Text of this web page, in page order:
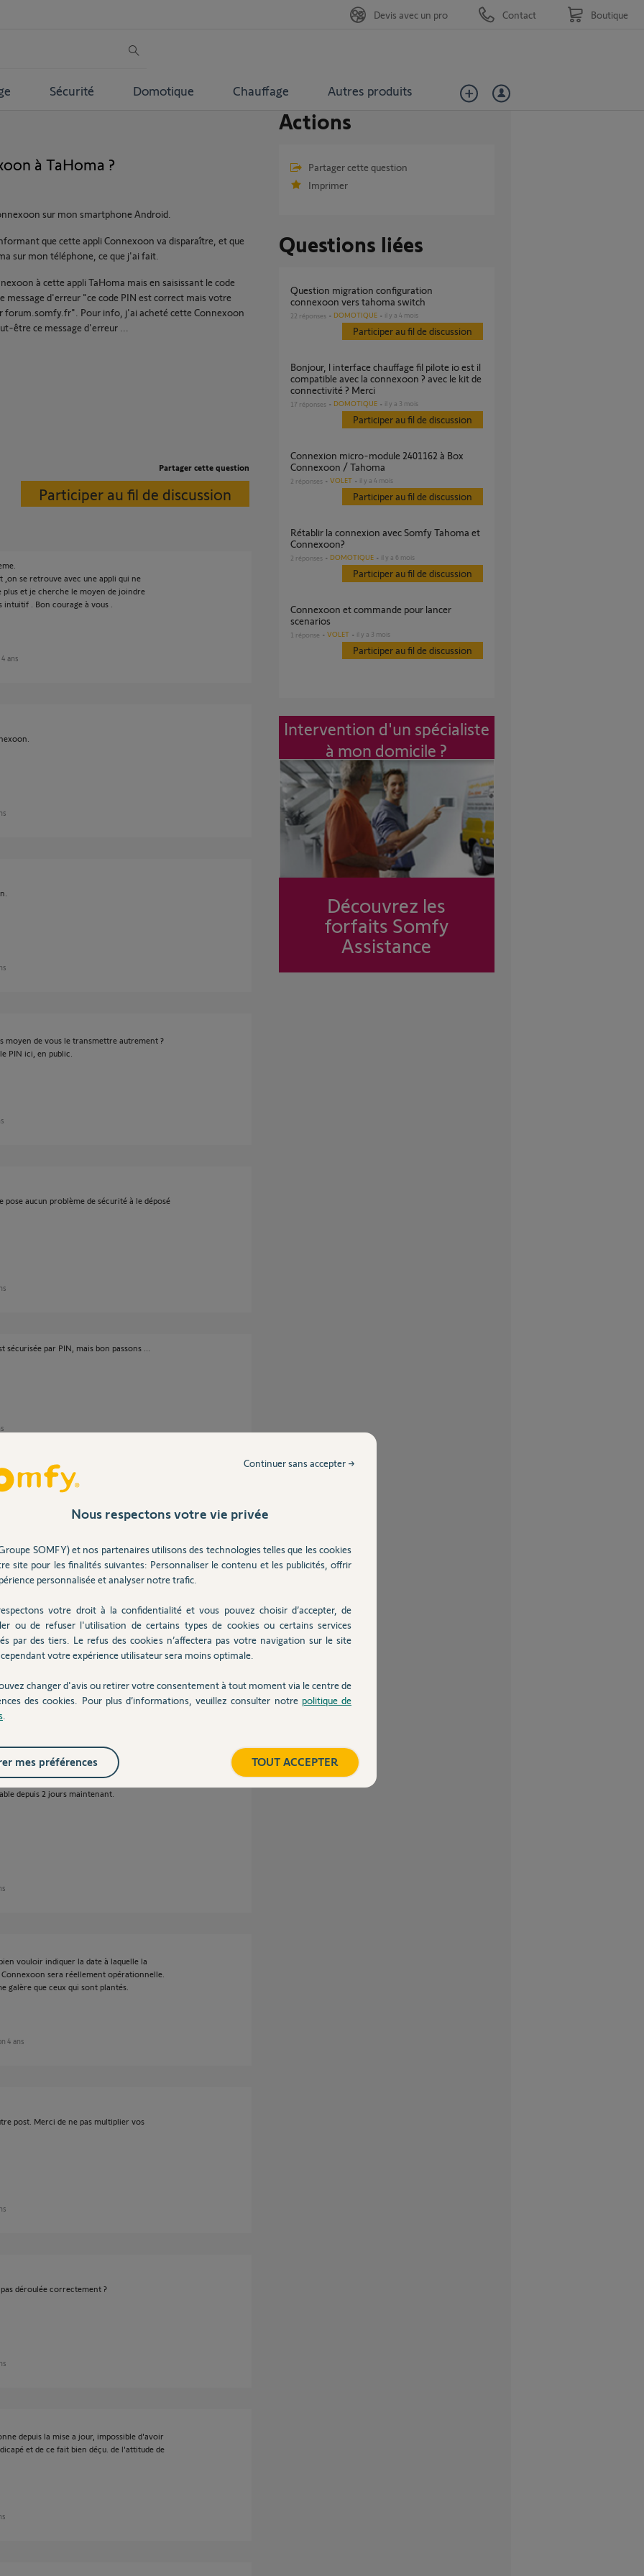
Sécurité Domotique Chauffage Autres produits
Devis avec un pro Contact Boutique
à TaHoma ?
sur mon smartphone Android.
que cette appli Connexoon va disparaître, et que
sur mon téléphone, ce que j'ai fait.
à cette appli TaHoma mais en saisissant le code
message d'erreur "ce code PIN est correct mais votre
forum.somfy.fr". Pour info, j'ai acheté cette Connexoon
être ce message d'erreur ...
Partager cette question
Participer au fil de discussion
se retrouve avec une appli qui ne
et je cherche le moyen de joindre
. Bon courage à vous .
ans
moyen de vous le transmettre autrement ?
PIN ici, en public.
pose aucun problème de sécurité à le déposé
par PIN, mais bon passons ...
avec le PIN (Product Identification
Yellow et Pro installateur :-)
mais la procédure sur l'application
cours".
car elle me dit que le matériel est
web, j'ai une belle page d'erreur de
depuis 2 jours maintenant.
vouloir indiquer la date à laquelle la
sera réellement opérationnelle.
galère que ceux qui sont plantés.
4 ans
post. Merci de ne pas multiplier vos
déroulée correctement ?
depuis la mise a jour, impossible d'avoir
et de ce fait bien déçu. de l'attitude de
Actions
Partager cette question
Imprimer
Questions liées
Question migration configuration
connexoon vers tahoma switch
22 réponses DOMOTIQUE il y a 4 mois
Participer au fil de discussion
bonjour, l interface chauffage fil pilote io est il
compatible avec la connexoon ? avec le kit de
connectivité ? Merci
17 réponses DOMOTIQUE il y a 3 mois
Participer au fil de discussion
Connexion micro-module 2401162 à Box
Connexoon / Tahoma
2 réponses VOLET il y a 4 mois
Participer au fil de discussion
Rétablir la connexion avec Somfy Tahoma et
Connexoon?
2 réponses DOMOTIQUE il y a 6 mois
Participer au fil de discussion
Connexoon et commande pour lancer
scenarios
1 réponse VOLET il y a 3 mois
Participer au fil de discussion
Intervention d'un spécialiste
à mon domicile ?
Découvrez les
forfaits Somfy
Assistance
Nous respectons votre vie privée
SOMFY) et nos partenaires utilisons des technologies telles que les cookies
site pour les finalités suivantes: Personnaliser le contenu et les publicités, offrir
personnalisée et analyser notre trafic.
votre droit à la confidentialité et vous pouvez choisir d’accepter, de
ou de refuser l'utilisation de certains types de cookies ou certains services
par des tiers. Le refus des cookies n’affectera pas votre navigation sur le site
votre expérience utilisateur sera moins optimale.
changer d'avis ou retirer votre consentement à tout moment via le centre de
des cookies. Pour plus d’informations, veuillez consulter notre politique de
Continuer sans accepter →
TOUT ACCEPTER
mes préférences